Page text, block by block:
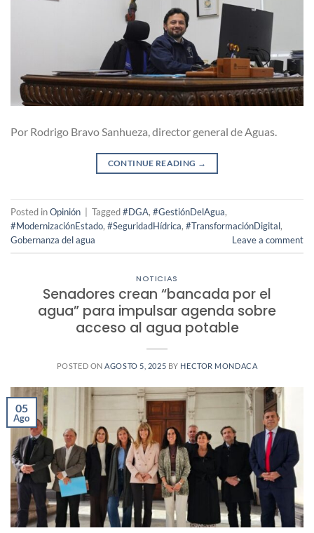
Por Rodrigo Bravo Sanhueza, director general de Aguas.
CONTINUE READING →
Posted inOpinión Tagged#DGA, #GestiónDelAgua,
#ModernizaciónEstado, #SeguridadHídrica, #TransformaciónDigital,
Gobernanza del agua
Leave a comment
NOTICIAS
Senadores crean “bancada por el
agua” para impulsar agenda sobre
acceso al agua potable
POSTED ONAGOSTO 5, 2025 BY HECTOR MONDACA
05
Ago